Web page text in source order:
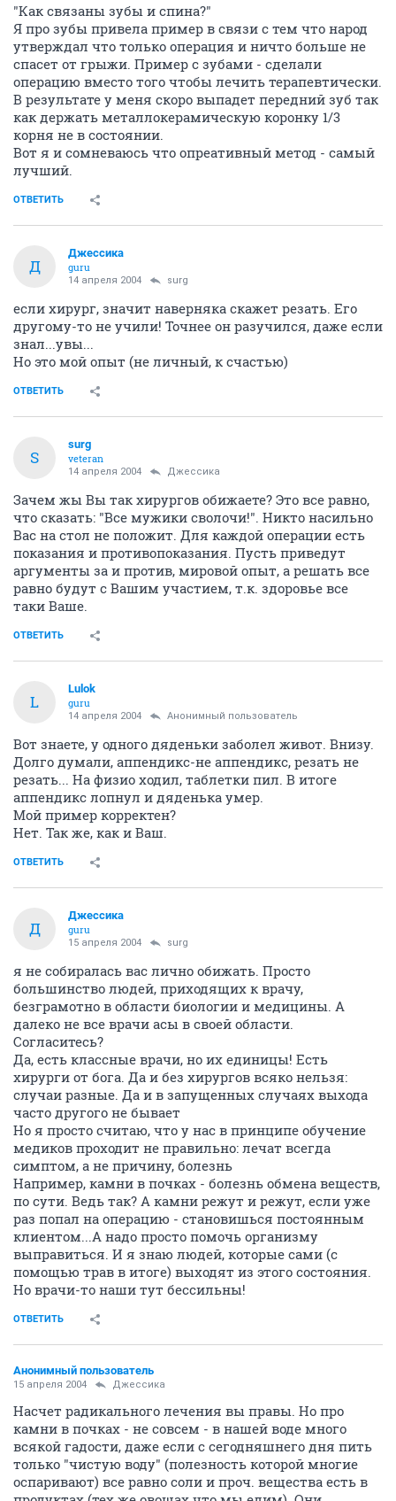
"Как связаны зубы и спина?"
Я про зубы привела пример в связи с тем что народ
утверждал что только операция и ничто больше не
спасет от грыжи. Пример с зубами - сделали
операцию вместо того чтобы лечить терапевтически.
В результате у меня скоро выпадет передний зуб так
как держать металлокерамическую коронку 1/3
корня не в состоянии.
Вот я и сомневаюсь что опреативный метод - самый
лучший.
ОТВЕТИТЬ
Д
Джессика
guru
14 апреля 2004 surg
если хирург, значит наверняка скажет резать. Его
другому-то не учили! Точнее он разучился, даже если
знал...увы...
Но это мой опыт (не личный, к счастью)
ОТВЕТИТЬ
S
surg
veteran
14 апреля 2004 Джессика
Зачем жы Вы так хирургов обижаете? Это все равно,
что сказать: "Все мужики сволочи!". Никто насильно
Вас на стол не положит. Для каждой операции есть
показания и противопоказания. Пусть приведут
аргументы за и против, мировой опыт, а решать все
равно будут с Вашим участием, т.к. здоровье все
таки Ваше.
ОТВЕТИТЬ
L
Lulok
guru
14 апреля 2004 Анонимный пользователь
Вот знаете, у одного дяденьки заболел живот. Внизу.
Долго думали, аппендикс-не аппендикс, резать не
резать... На физио ходил, таблетки пил. В итоге
аппендикс лопнул и дяденька умер.
Мой пример корректен?
Нет. Так же, как и Ваш.
ОТВЕТИТЬ
Д
Джессика
guru
15 апреля 2004 surg
я не собиралась вас лично обижать. Просто
большинство людей, приходящих к врачу,
безграмотно в области биологии и медицины. А
далеко не все врачи асы в своей области.
Согласитесь?
Да, есть классные врачи, но их единицы! Есть
хирурги от бога. Да и без хирургов всяко нельзя:
случаи разные. Да и в запущенных случаях выхода
часто другого не бывает
Но я просто считаю, что у нас в принципе обучение
медиков проходит не правильно: лечат всегда
симптом, а не причину, болезнь
Например, камни в почках - болезнь обмена веществ,
по сути. Ведь так? А камни режут и режут, если уже
раз попал на операцию - становишься постоянным
клиентом...А надо просто помочь организму
выправиться. И я знаю людей, которые сами (с
помощью трав в итоге) выходят из этого состояния.
Но врачи-то наши тут бессильны!
ОТВЕТИТЬ
Анонимный пользователь
15 апреля 2004 Джессика
Насчет радикального лечения вы правы. Но про
камни в почках - не совсем - в нашей воде много
всякой гадости, даже если с сегодняшнего дня пить
только "чистую воду" (полезность которой многие
оспаривают) все равно соли и проч. вещества есть в